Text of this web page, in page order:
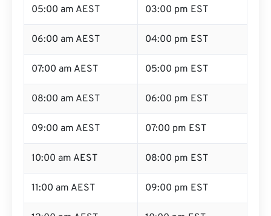
05:00 am AEST 03:00 pm EST
06:00 am AEST 04:00 pm EST
07:00 am AEST 05:00 pm EST
08:00 am AEST 06:00 pm EST
09:00 am AEST 07:00 pm EST
10:00 am AEST 08:00 pm EST
11:00 am AEST 09:00 pm EST